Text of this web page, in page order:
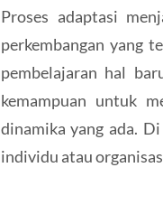
Proses adaptasi
perkembangan yang
pembelajaran hal
kemampuan untuk
dinamika yang ada.
individu atau